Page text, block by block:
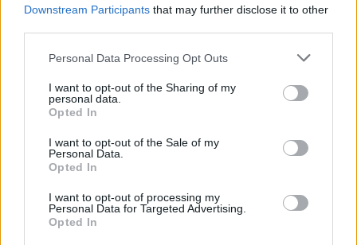
Downstream Participants that may further disclose it to other
Please note that this website/app uses one or more Google
not limited to your visit or usage behaviour. You may click to
grant or deny consent to Google and its third-party tags to
use your data for below specified purposes in below Google
consent section.
Personal Data Processing Opt Outs
I want to opt-out of the Sharing of my
personal data.
Opted In
I want to opt-out of the Sale of my
Personal Data.
Opted In
I want to opt-out of processing my
Personal Data for Targeted Advertising.
Opted In
Ελλάδα από τις 4 Σεπτεμβρίου σε δύο
αποχρώσεις: Γκρι και Silver
. Για περισσότερες
πληροφορίες σχετικά με το Galaxy Tab S10 Lite,
Samsung.com.